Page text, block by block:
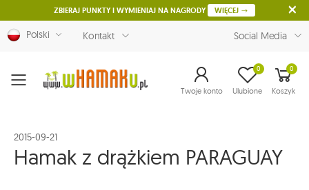
ZBIERAJ PUNKTY I WYMIENIAJ NA NAGRODY WIĘCEJ
Polski Kontakt Social Media
Menu Twoje konto Ulubione
0 0
Koszyk
2015-09-21
Hamak z drążkiem PARAGUAY